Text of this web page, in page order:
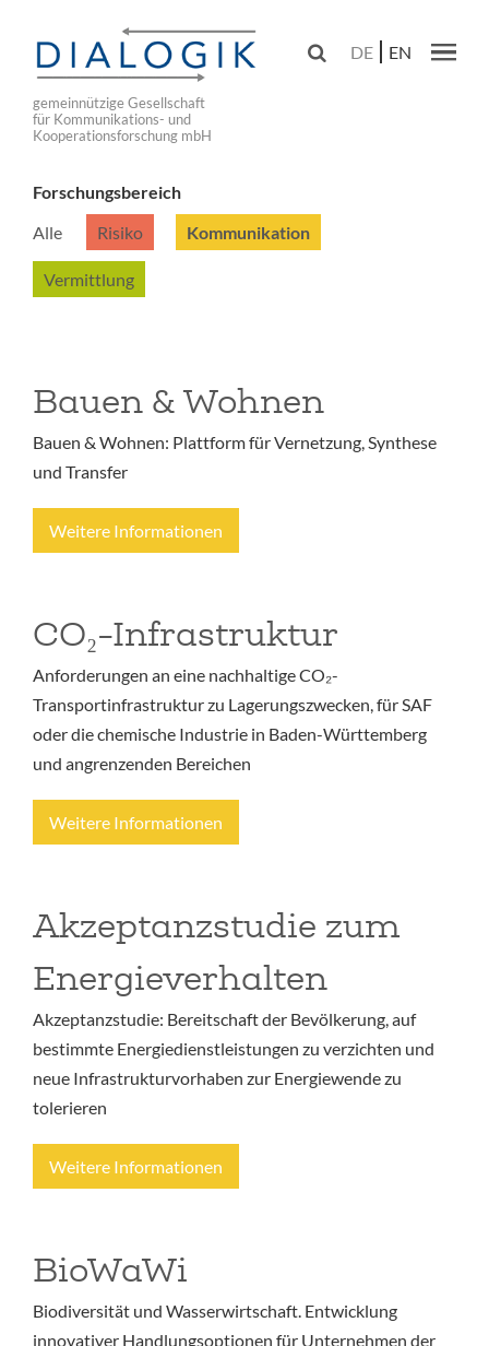
main
navigation
gemeinnützige Gesellschaft
für Kommunikations- und
Kooperationsforschung mbH
 DE EN
Forschungsbereich
Alle
Risiko Kommunikation
Vermittlung
Bauen & Wohnen
Bauen & Wohnen: Plattform für Vernetzung, Synthese
und Transfer
Weitere Informationen
CO₂-Infrastruktur
Anforderungen an eine nachhaltige CO₂-
Transportinfrastruktur zu Lagerungszwecken, für SAF
oder die chemische Industrie in Baden-Württemberg
und angrenzenden Bereichen
Weitere Informationen
Akzeptanzstudie zum
Energieverhalten
Akzeptanzstudie: Bereitschaft der Bevölkerung, auf
bestimmte Energiedienstleistungen zu verzichten und
neue Infrastrukturvorhaben zur Energiewende zu
tolerieren
Weitere Informationen
BioWaWi
Biodiversität und Wasserwirtschaft. Entwicklung
innovativer Handlungsoptionen für Unternehmen der